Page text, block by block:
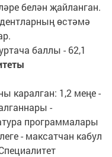
белән җайланган.
өстәмә
баллы - 62,1
каралган: 1,2 меңе -
-
программалары
- максатчан кабул